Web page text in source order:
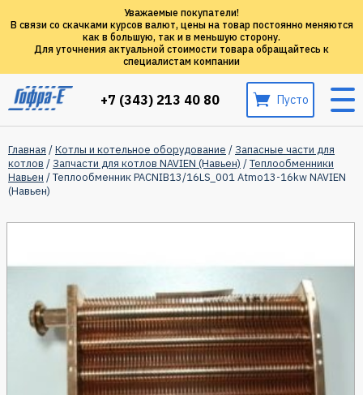
Уважаемые покупатели!
В связи со скачками курсов валют, цены на товар постоянно меняются
как в большую, так и в меньшую сторону.
Для уточнения актуальной стоимости товара обращайтесь к
специалистам компании
+7 (343) 213 40 80 Пусто
Главная /Котлы и котельное оборудование /Запасные части для
котлов /Запчасти для котлов NAVIEN (Навьен) /Теплообменники
Навьен / Теплообменник PACNIB13/16LS_001 Atmo13-16kw NAVIEN
(Навьен)